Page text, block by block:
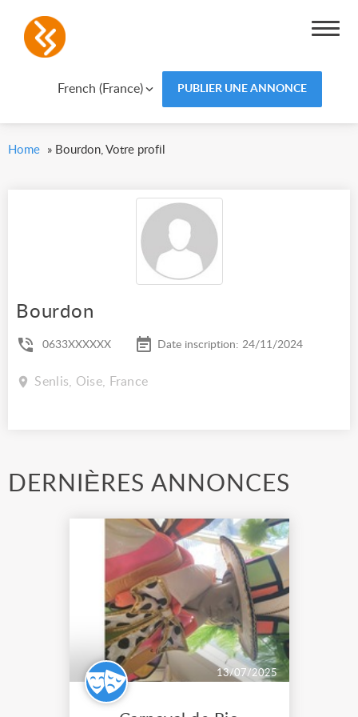
French (France) PUBLIER UNE ANNONCE
Home » Bourdon, Votre profil
Bourdon
0633XXXXXX Date inscription: 24/11/2024
Senlis, Oise, France
DERNIÈRES ANNONCES
13/07/2025